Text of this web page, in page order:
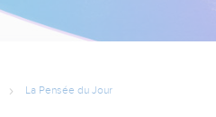
La Pensée du Jour